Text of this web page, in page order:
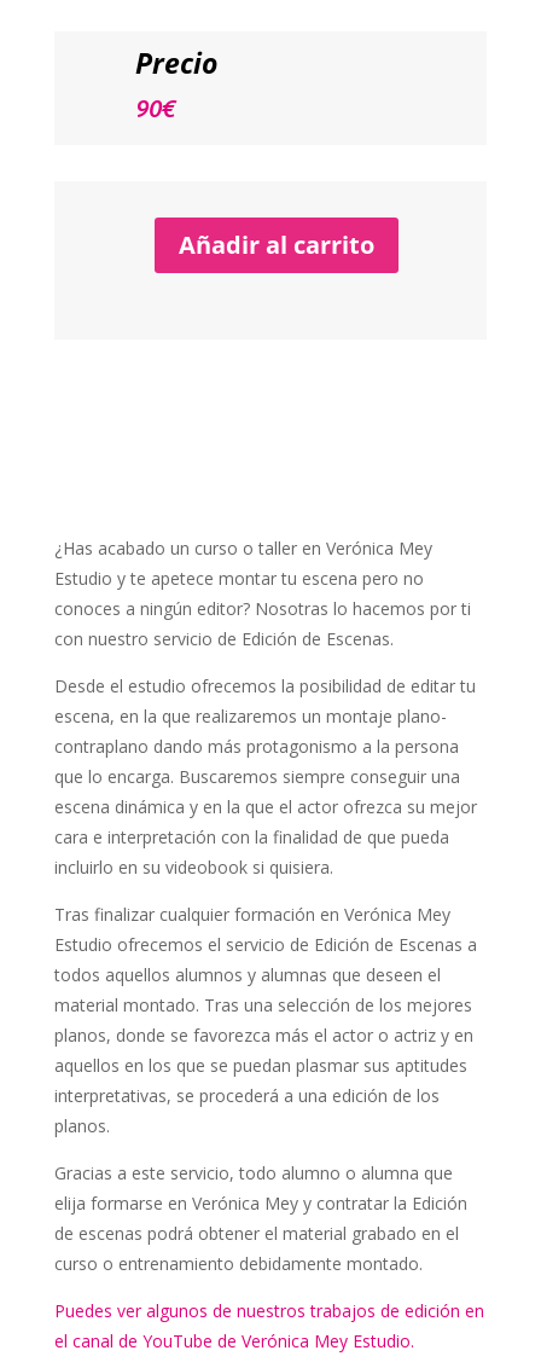
Precio
90€
Añadir al carrito
¿Has acabado un curso o taller en Verónica Mey
Estudio y te apetece montar tu escena pero no
conoces a ningún editor? Nosotras lo hacemos por ti
con nuestro servicio de Edición de Escenas.
Desde el estudio ofrecemos la posibilidad de editar tu
escena, en la que realizaremos un montaje plano-
contraplano dando más protagonismo a la persona
que lo encarga. Buscaremos siempre conseguir una
escena dinámica y en la que el actor ofrezca su mejor
cara e interpretación con la finalidad de que pueda
incluirlo en su videobook si quisiera.
Tras finalizar cualquier formación en Verónica Mey
Estudio ofrecemos el servicio de Edición de Escenas a
todos aquellos alumnos y alumnas que deseen el
material montado. Tras una selección de los mejores
planos, donde se favorezca más el actor o actriz y en
aquellos en los que se puedan plasmar sus aptitudes
interpretativas, se procederá a una edición de los
planos.
Gracias a este servicio, todo alumno o alumna que
elija formarse en Verónica Mey y contratar la Edición
de escenas podrá obtener el material grabado en el
curso o entrenamiento debidamente montado.
Puedes ver algunos de nuestros trabajos de edición en
el canal de YouTube de Verónica Mey Estudio.